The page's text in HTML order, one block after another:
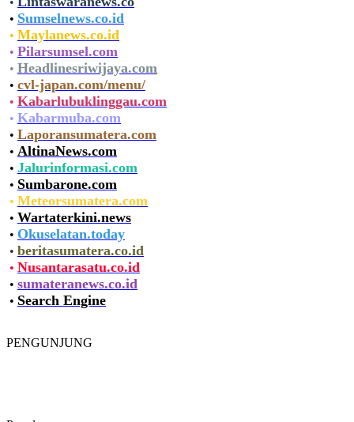
• Sumselnews.co.id
• Maylanews.co.id
• Pilarsumsel.com
• Headlinesriwijaya.com
• cvl-japan.com/menu/
• Kabarlubuklinggau.com
• Kabarmuba.com
• Laporansumatera.com
• AltinaNews.com
• Jalurinformasi.com
• Sumbarone.com
• Meteorsumatera.com
• Wartaterkini.news
• Okuselatan.today
• beritasumatera.co.id
• Nusantarasatu.co.id
• sumateranews.co.id
• Search Engine
PENGUNJUNG